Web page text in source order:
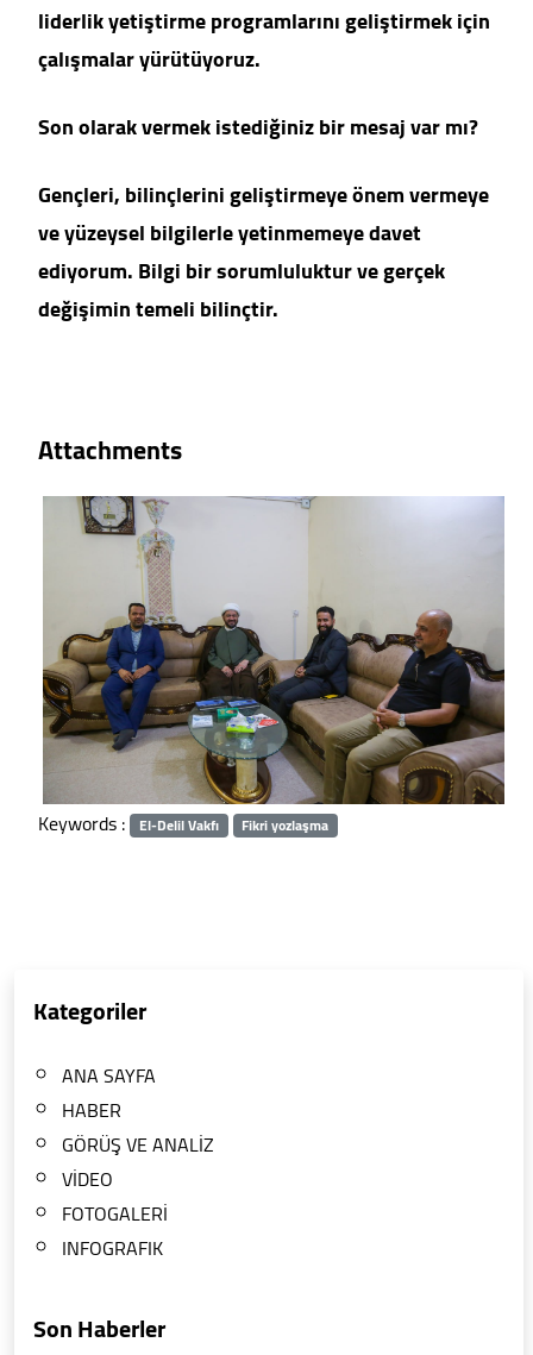
liderlik yetiştirme programlarını geliştirmek için
çalışmalar yürütüyoruz.
Son olarak vermek istediğiniz bir mesaj var mı?
Gençleri, bilinçlerini geliştirmeye önem vermeye
ve yüzeysel bilgilerle yetinmemeye davet
ediyorum. Bilgi bir sorumluluktur ve gerçek
değişimin temeli bilinçtir.
Attachments
Keywords : El-Delil Vakfı Fikri yozlaşma
Kategoriler
ANA SAYFA
HABER
GÖRÜŞ VE ANALİZ
VİDEO
FOTOGALERİ
INFOGRAFIK
Son Haberler